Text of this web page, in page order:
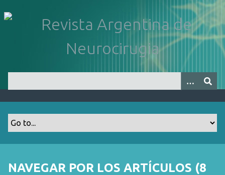
l
c
NAVEGAR POR LOS ARTÍCULOS (8